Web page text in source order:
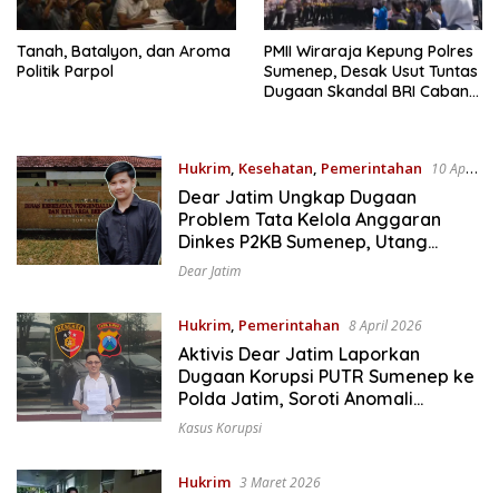
Tanah, Batalyon, dan Aroma
Politik Parpol
PMII Wiraraja Kepung Polres
Sumenep, Desak Usut Tuntas
Dugaan Skandal BRI Cabang
Hukrim, Kesehatan, Pemerintahan
10 April
2026
Dear Jatim Ungkap Dugaan
Problem Tata Kelola Anggaran
Dinkes P2KB Sumenep, Utang
Belanja hingga Hak ASN Disorot
Dear Jatim
Hukrim, Pemerintahan 8 April 2026
Aktivis Dear Jatim Laporkan
Dugaan Korupsi PUTR Sumenep ke
Polda Jatim, Soroti Anomali
Anggaran Miliaran Rupiah
Kasus Korupsi
Hukrim 3 Maret 2026